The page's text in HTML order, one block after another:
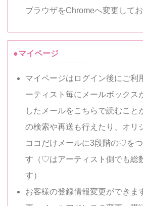
ブラウザをChromeへ変更してお
●マイページ
マイページはログイン後にご利
ーティスト毎にメールボックス
したメールをこちらで読むこと
の検索や再送も行えたり、オリ
ココだけメールに3段階の♡を
す（♡はアーティスト側でも総
す）
お客様の登録情報変更ができま